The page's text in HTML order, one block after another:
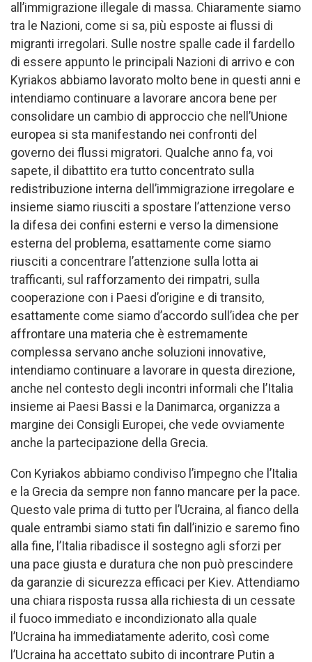
all’immigrazione illegale di massa. Chiaramente siamo
tra le Nazioni, come si sa, più esposte ai flussi di
migranti irregolari. Sulle nostre spalle cade il fardello
di essere appunto le principali Nazioni di arrivo e con
Kyriakos abbiamo lavorato molto bene in questi anni e
intendiamo continuare a lavorare ancora bene per
consolidare un cambio di approccio che nell’Unione
europea si sta manifestando nei confronti del
governo dei flussi migratori. Qualche anno fa, voi
sapete, il dibattito era tutto concentrato sulla
redistribuzione interna dell’immigrazione irregolare e
insieme siamo riusciti a spostare l’attenzione verso
la difesa dei confini esterni e verso la dimensione
esterna del problema, esattamente come siamo
riusciti a concentrare l’attenzione sulla lotta ai
trafficanti, sul rafforzamento dei rimpatri, sulla
cooperazione con i Paesi d’origine e di transito,
esattamente come siamo d’accordo sull’idea che per
affrontare una materia che è estremamente
complessa servano anche soluzioni innovative,
intendiamo continuare a lavorare in questa direzione,
anche nel contesto degli incontri informali che l’Italia
insieme ai Paesi Bassi e la Danimarca, organizza a
margine dei Consigli Europei, che vede ovviamente
anche la partecipazione della Grecia.
Con Kyriakos abbiamo condiviso l’impegno che l’Italia
e la Grecia da sempre non fanno mancare per la pace.
Questo vale prima di tutto per l’Ucraina, al fianco della
quale entrambi siamo stati fin dall’inizio e saremo fino
alla fine, l’Italia ribadisce il sostegno agli sforzi per
una pace giusta e duratura che non può prescindere
da garanzie di sicurezza efficaci per Kiev. Attendiamo
una chiara risposta russa alla richiesta di un cessate
il fuoco immediato e incondizionato alla quale
l’Ucraina ha immediatamente aderito, così come
l’Ucraina ha accettato subito di incontrare Putin a